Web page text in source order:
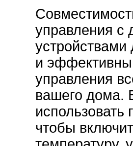
управления с
и
управления
вашего дома.
чтобы